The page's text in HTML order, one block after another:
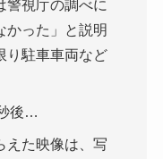
警視庁の調べに
かった」と説明
り駐車車両など
後…
えた映像は、写